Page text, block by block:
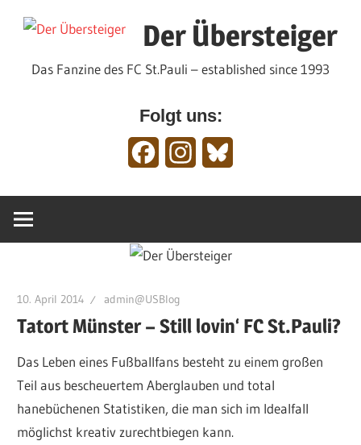
Inhalt
Der Übersteiger
Das Fanzine des FC St.Pauli – established since 1993
Folgt uns:
FacebookInstagram
10. April 2014 admin@USBlog
Tatort Münster – Still lovin‘ FC St.Pauli?
Das Leben eines Fußballfans besteht zu einem großen
Teil aus bescheuertem Aberglauben und total
hanebüchenen Statistiken, die man sich im Idealfall
möglichst kreativ zurechtbiegen kann.